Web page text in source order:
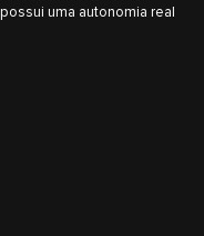
uma autonomia real